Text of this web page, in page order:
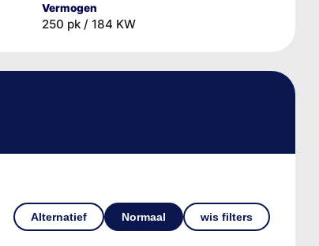
Vermogen
250 pk / 184 KW
Alternatief Normaal wis filters